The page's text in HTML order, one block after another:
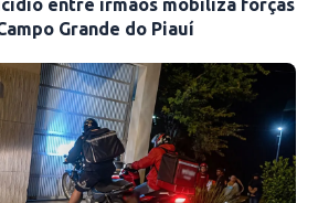
entre irmãos mobiliza forças
Grande do Piauí